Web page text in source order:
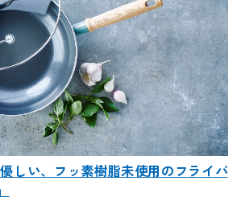
しい、フッ素樹脂未使用のフライパ